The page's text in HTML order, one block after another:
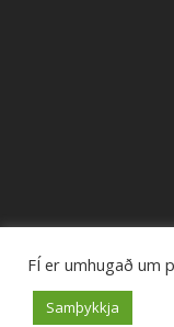
© 2026
facebook
FÍ er umhugað um
Samþykkja